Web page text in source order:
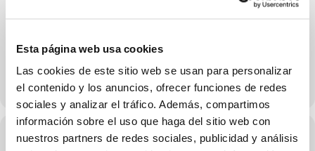
Esta página web usa cookies
Las cookies de este sitio web se usan para personalizar
el contenido y los anuncios, ofrecer funciones de redes
sociales y analizar el tráfico. Además, compartimos
información sobre el uso que haga del sitio web con
nuestros partners de redes sociales, publicidad y análisis
Hora